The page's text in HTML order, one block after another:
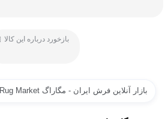
بازخورد درباره این کالا
بازار آنلاین فرش ایران - مگاراگ Megarug Persian Rug Market